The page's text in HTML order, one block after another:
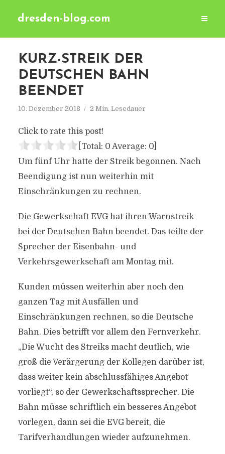
dresden-blog.com
KURZ-STREIK DER
DEUTSCHEN BAHN
BEENDET
10. Dezember 2018 2 Min. Lesedauer
Click to rate this post!
[Total: 0 Average: 0]
Um fünf Uhr hatte der Streik begonnen. Nach
Beendigung ist nun weiterhin mit
Einschränkungen zu rechnen.
Die Gewerkschaft EVG hat ihren Warnstreik
bei der Deutschen Bahn beendet. Das teilte der
Sprecher der Eisenbahn- und
Verkehrsgewerkschaft am Montag mit.
Kunden müssen weiterhin aber noch den
ganzen Tag mit Ausfällen und
Einschränkungen rechnen, so die Deutsche
Bahn. Dies betrifft vor allem den Fernverkehr.
„Die Wucht des Streiks macht deutlich, wie
groß die Verärgerung der Kollegen darüber ist,
dass weiter kein abschlussfähiges Angebot
vorliegt“, so der Gewerkschaftssprecher. Die
Bahn müsse schriftlich ein besseres Angebot
vorlegen, dann sei die EVG bereit, die
Tarifverhandlungen wieder aufzunehmen.